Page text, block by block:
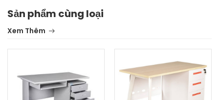
Sản phẩm cùng loại
Xem Thêm